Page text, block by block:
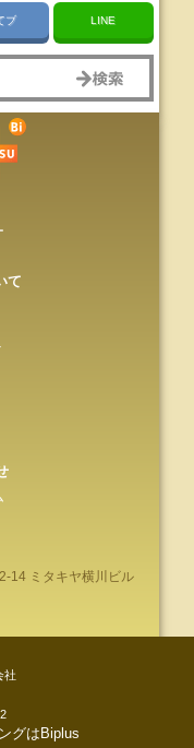
ブ LINE
て
14 ミタキヤ横川ビル
社
グはBiplus